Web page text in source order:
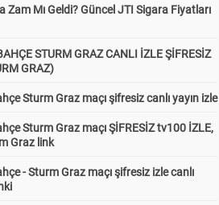
Zam Mı Geldi? Güncel JTI Sigara Fiyatları
STURM GRAZ CANLI İZLE ŞİFRESİZ
GRAZ)
Sturm Graz maçı şifresiz canlı yayın izle
Sturm Graz maçı ŞİFRESİZ tv100 İZLE,
Graz link
- Sturm Graz maçı şifresiz izle canlı